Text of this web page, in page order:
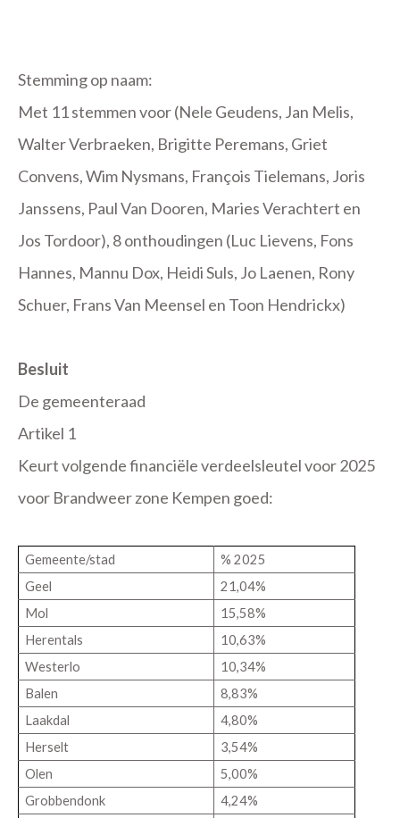
Stemming op naam:
Met 11 stemmen voor (Nele Geudens, Jan Melis,
Walter Verbraeken, Brigitte Peremans, Griet
Convens, Wim Nysmans, François Tielemans, Joris
Janssens, Paul Van Dooren, Maries Verachtert en
Jos Tordoor), 8 onthoudingen (Luc Lievens, Fons
Hannes, Mannu Dox, Heidi Suls, Jo Laenen, Rony
Schuer, Frans Van Meensel en Toon Hendrickx)
Besluit
De gemeenteraad
Artikel 1
Keurt volgende financiële verdeelsleutel voor 2025
voor Brandweer zone Kempen goed:
Gemeente/stad
% 2025
Geel
21,04%
Mol
15,58%
Herentals
10,63%
Westerlo
10,34%
Balen
8,83%
Laakdal
4,80%
Herselt
3,54%
Olen
5,00%
Grobbendonk
4,24%